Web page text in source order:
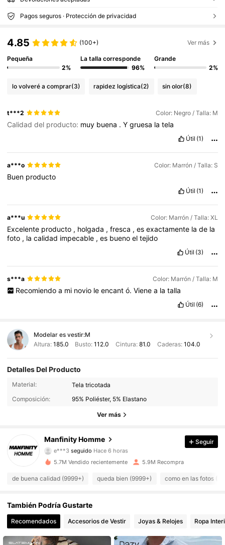
Pagos seguros · Protección de privacidad
4.85 (100+) Ver más
Pequeña
2%
La talla corresponde
96%
Grande
2%
lo volveré a comprar(3) rapidez logística(2) sin olor(8)
t***2 Color: Negro / Talla: M
Calidad del producto: muy buena .Ygruesa latela
Útil (1)
a***o Color: Marrón / Talla: S
Buen producto
Útil (1)
a***u Color: Marrón / Talla: XL
Excelente producto , holgada ,fresca ,esexactamente lade la
foto , lacalidad impecable ,es buenoeltejido
Útil (3)
s***a Color: Marrón / Talla: M
Recomiendo a mi novio le encant ó. Viene a la talla
Útil (6)
Modelar es vestir:M
Altura: 185.0 Busto:112.0 Cintura: 81.0 Caderas: 104.0
Detalles Del Producto
Material:
Tela tricotada
Composición:
95% Poliéster, 5% Elastano
Ver más
Manfinity Homme
606K Seguidores
606K Seguidores
seguido
Hace 6 horas
4.91
606K Seguidores
4.91 606K Seguidores
4.91 606K Seguidores
Seguir
5.7M Vendido recientemente 5.9M Recompra
de buena calidad (9999+) queda bien (9999+) como en las fotos
También Podría Gustarte
Recomendados Accesorios de Vestir Joyas & Relojes Ropa